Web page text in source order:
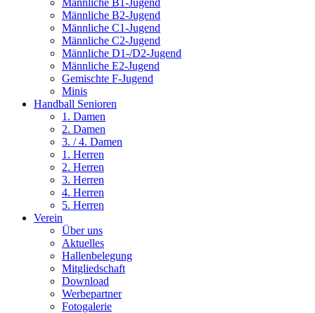
Männliche B1-Jugend
Männliche B2-Jugend
Männliche C1-Jugend
Männliche C2-Jugend
Männliche D1-/D2-Jugend
Männliche E2-Jugend
Gemischte F-Jugend
Minis
Handball Senioren
1. Damen
2. Damen
3. / 4. Damen
1. Herren
2. Herren
3. Herren
4. Herren
5. Herren
Verein
Über uns
Aktuelles
Hallenbelegung
Mitgliedschaft
Download
Werbepartner
Fotogalerie